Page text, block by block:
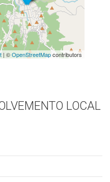
| ©OpenStreetMapcontributors
LOCAL